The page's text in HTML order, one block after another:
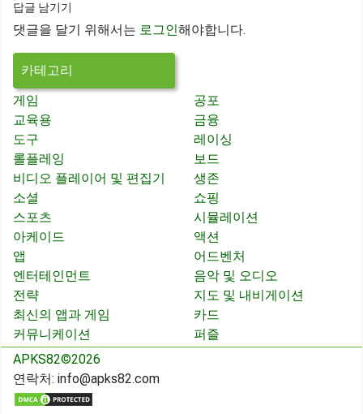
답글 남기기
댓글을 달기 위해서는 로그인해야합니다.
카테고리
게임
공포
교육용
금융
도구
레이싱
롤플레잉
보드
비디오 플레이어 및 편집기
생존
소셜
쇼핑
스포츠
시뮬레이션
아케이드
액션
앱
어드벤처
엔터테인먼트
음악 및 오디오
전략
지도 및 내비게이션
최신의 앱과 게임
카드
커뮤니케이션
퍼즐
APKS82©2026
연락처: info@apks82.com